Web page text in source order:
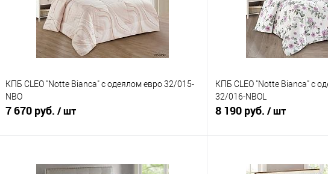
КПБ CLEO "Notte Bianca" с одеялом евро 32/015-
NBO
7 670 руб. / шт
КПБ CLEO "Notte Bianca" с
32/016-NBOL
8 190 руб. / шт